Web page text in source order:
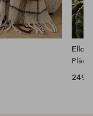
Ellos
Pläd
249